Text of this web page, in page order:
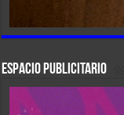
ESPACIO PUBLICITARIO